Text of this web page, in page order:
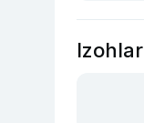
Izohlar